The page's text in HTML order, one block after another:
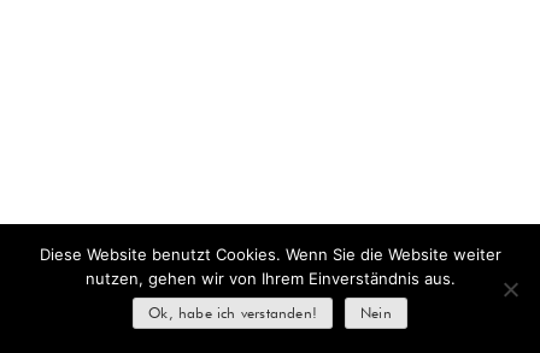
Diese Website benutzt Cookies. Wenn Sie die Website weiter
nutzen, gehen wir von Ihrem Einverständnis aus.
Ok, habe ich verstanden! Nein